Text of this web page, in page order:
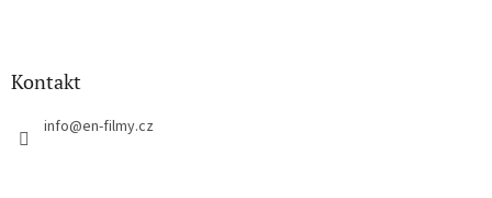
Z
Kontakt
info@en-filmy.cz